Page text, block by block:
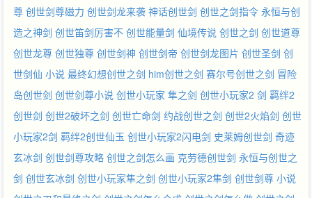
尊 创世剑尊磁力 创世剑龙来袭 神话创世剑 创世之剑指令 永恒与创
造之神剑 创世笛剑厉害不 创世能量剑 仙境传说 创世之剑 创世道尊
创世龙尊 创世独尊 创世剑神 创世剑帝 创世剑龙图片 创世圣剑 创
世剑仙 小说 最终幻想创世之剑 him创世之剑 赛尔号创世之剑 冒险
岛创世剑 创世剑尊小说 创世小玩家 隼之剑 创世小玩家2 剑 羁绊2
创世剑 创世2破坏之剑 创世亡命剑 约战创世之剑 创世2火焰剑 创世
小玩家2剑 羁绊2创世仙玉 创世小玩家2闪电剑 史莱姆创世剑 奇迹
玄冰剑 创世剑尊攻略 创世之剑怎么画 克劳德创世剑 永恒与创世之
剑 创世玄冰剑 创世小玩家隼之剑 创世小玩家2隼剑 创世剑尊 小说